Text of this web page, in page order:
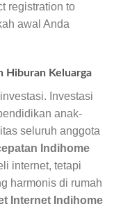
registration to
awal Anda
Hiburan Keluarga
Investasi
anak-
seluruh anggota
Indihome
internet, tetapi
harmonis di rumah
Internet Indihome